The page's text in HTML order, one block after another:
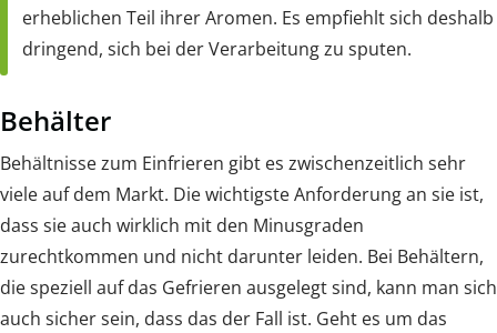
erheblichen Teil ihrer Aromen. Es empfiehlt sich deshalb
dringend, sich bei der Verarbeitung zu sputen.
Behälter
Behältnisse zum Einfrieren gibt es zwischenzeitlich sehr
viele auf dem Markt. Die wichtigste Anforderung an sie ist,
dass sie auch wirklich mit den Minusgraden
zurechtkommen und nicht darunter leiden. Bei Behältern,
die speziell auf das Gefrieren ausgelegt sind, kann man sich
auch sicher sein, dass das der Fall ist. Geht es um das